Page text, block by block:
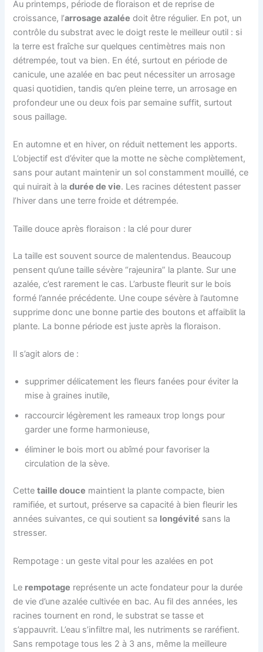
Au printemps, période de floraison et de reprise de
croissance, l’arrosage azalée doit être régulier. En pot, un
contrôle du substrat avec le doigt reste le meilleur outil : si
la terre est fraîche sur quelques centimètres mais non
détrempée, tout va bien. En été, surtout en période de
canicule, une azalée en bac peut nécessiter un arrosage
quasi quotidien, tandis qu’en pleine terre, un arrosage en
profondeur une ou deux fois par semaine suffit, surtout
sous paillage.
En automne et en hiver, on réduit nettement les apports.
L’objectif est d’éviter que la motte ne sèche complètement,
sans pour autant maintenir un sol constamment mouillé, ce
qui nuirait à ladurée de vie. Les racines détestent passer
l’hiver dans une terre froide et détrempée.
Taille douce après floraison : la clé pour durer
La taille est souvent source de malentendus. Beaucoup
pensent qu’une taille sévère “rajeunira” la plante. Sur une
azalée, c’est rarement le cas. L’arbuste fleurit sur le bois
formé l’année précédente. Une coupe sévère à l’automne
supprime donc une bonne partie des boutons et affaiblit la
plante. La bonne période est juste après la floraison.
Il s’agit alors de :
supprimer délicatement les fleurs fanées pour éviter la
mise à graines inutile,
raccourcir légèrement les rameaux trop longs pour
garder une forme harmonieuse,
éliminer le bois mort ou abîmé pour favoriser la
circulation de la sève.
Cettetaille douce maintient la plante compacte, bien
ramifiée, et surtout, préserve sa capacité à bien fleurir les
années suivantes, ce qui soutient sa longévité sans la
stresser.
Rempotage : un geste vital pour les azalées en pot
Le rempotage représente un acte fondateur pour la durée
de vie d’une azalée cultivée en bac. Au fil des années, les
racines tournent en rond, le substrat se tasse et
s’appauvrit. L’eau s’infiltre mal, les nutriments se raréfient.
Sans rempotage tous les 2 à 3 ans, même la meilleure